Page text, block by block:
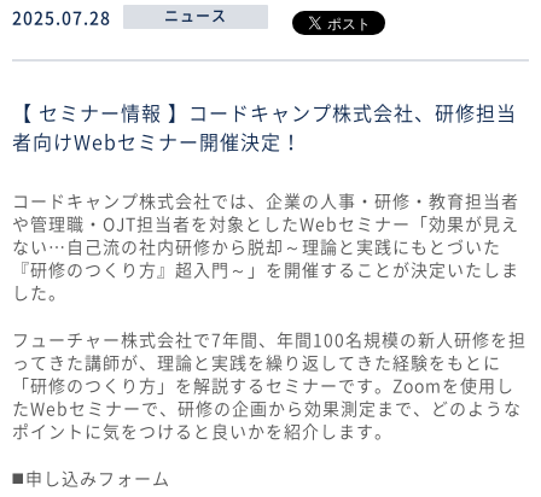
2025.07.28 ニュース
【 セミナー情報 】コードキャンプ株式会社、研修担当
者向けWebセミナー開催決定！
コードキャンプ株式会社では、企業の人事・研修・教育担当者
や管理職・OJT担当者を対象としたWebセミナー「効果が見え
ない…自己流の社内研修から脱却～理論と実践にもとづいた
『研修のつくり方』超入門～」を開催することが決定いたしま
した。
フューチャー株式会社で7年間、年間100名規模の新人研修を担
ってきた講師が、理論と実践を繰り返してきた経験をもとに
「研修のつくり方」を解説するセミナーです。Zoomを使用し
たWebセミナーで、研修の企画から効果測定まで、どのような
ポイントに気をつけると良いかを紹介します。
◼️申し込みフォーム